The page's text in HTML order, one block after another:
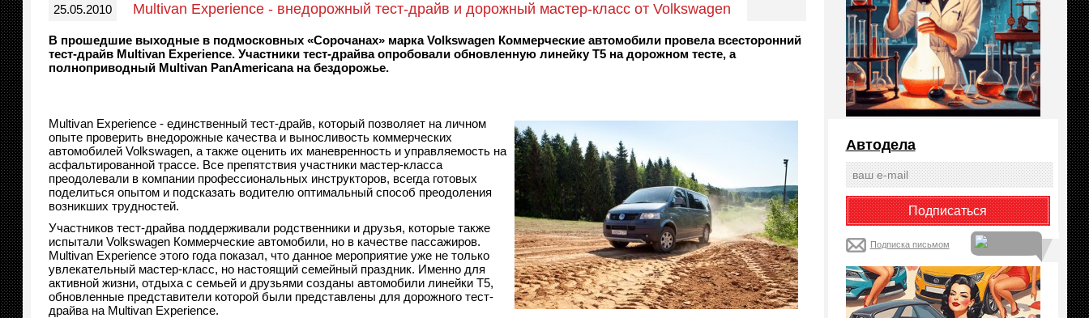
25.05.2010 Multivan Experience - внедорожный тест-драйв и дорожный мастер-класс от Volkswagen
В прошедшие выходные в подмосковных «Сорочанах» марка Volkswagen Коммерческие автомобили провела всесторонний
тест-драйв Multivan Experience. Участники тест-драйва опробовали обновленную линейку Т5 на дорожном тесте, а
полноприводный Multivan PanAmericana на бездорожье.
Multivan Experience - единственный тест-драйв, который позволяет на личном
опыте проверить внедорожные качества и выносливость коммерческих
автомобилей Volkswagen, а также оценить их маневренность и управляемость на
асфальтированной трассе. Все препятствия участники мастер-класса
преодолевали в компании профессиональных инструкторов, всегда готовых
поделиться опытом и подсказать водителю оптимальный способ преодоления
возникших трудностей.
Участников тест-драйва поддерживали родственники и друзья, которые также
испытали Volkswagen Коммерческие автомобили, но в качестве пассажиров.
Multivan Experience этого года показал, что данное мероприятие уже не только
увлекательный мастер-класс, но настоящий семейный праздник. Именно для
активной жизни, отдыха с семьей и друзьями созданы автомобили линейки Т5,
обновленные представители которой были представлены для дорожного тест-
драйва на Multivan Experience.
Автодела
Подписка письмом